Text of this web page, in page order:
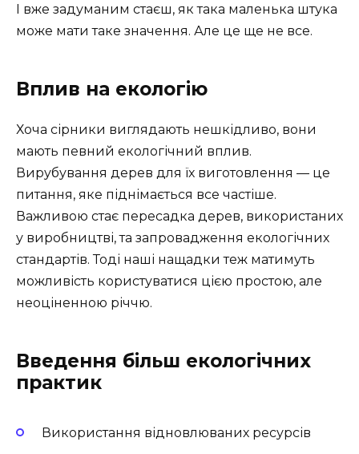
І вже задуманим стаєш, як така маленька штука
може мати таке значення. Але це ще не все.
Вплив на екологію
Хоча сірники виглядають нешкідливо, вони
мають певний екологічний вплив.
Вирубування дерев для їх виготовлення — це
питання, яке піднімається все частіше.
Важливою стає пересадка дерев, використаних
у виробництві, та запровадження екологічних
стандартів. Тоді наші нащадки теж матимуть
можливість користуватися цією простою, але
неоціненною річчю.
Введення більш екологічних
практик
Використання відновлюваних ресурсів